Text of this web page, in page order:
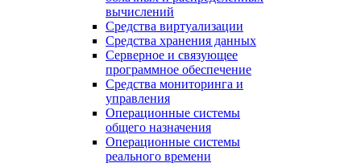
вычислений
Средства виртуализации
Средства хранения данных
Серверное и связующее
программное обеспечение
Средства мониторинга и
управления
Операционные системы
общего назначения
Операционные системы
реального времени